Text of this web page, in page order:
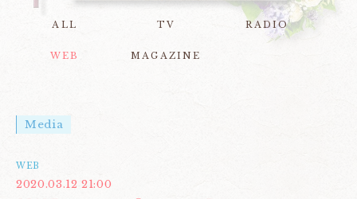
ALL TV RADIO
WEB MAGAZINE
Media
WEB
2020.03.12 21:00